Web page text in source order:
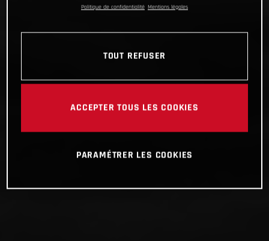
Politique de confidentialité Mentions légales
TOUT REFUSER
ACCEPTER TOUS LES COOKIES
PARAMÉTRER LES COOKIES